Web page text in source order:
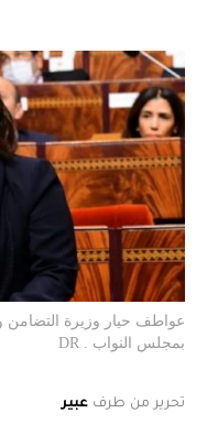
عواطف حيار وزيرة التضامن
بمجلس النواب . DR
تحرير من طرف عبير